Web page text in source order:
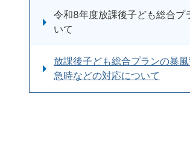
令和8年度放課後子ども総合プ
いて
放課後子ども総合プランの暴
急時などの対応について